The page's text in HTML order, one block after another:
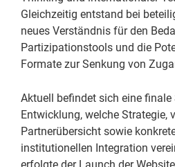
Gleichzeitig entstand bei
neues Verständnis für den
Partizipationstools und die
Formate zur Senkung von
Aktuell befindet sich eine finale
Entwicklung, welche Strategie,
Partnerübersicht sowie
institutionellen Integration